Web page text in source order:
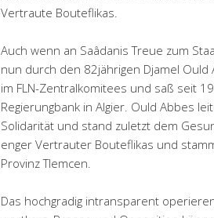
Vertraute Bouteflikas.
Auch wenn an Saâdanis Treue zum
nun durch den 82jährigen Djamel
im FLN-Zentralkomitees und saß seit
Regierungbank in Algier. Ould Abbes
Solidarität und stand zuletzt dem
enger Vertrauter Bouteflikas und
Provinz Tlemcen.
Das hochgradig intransparent